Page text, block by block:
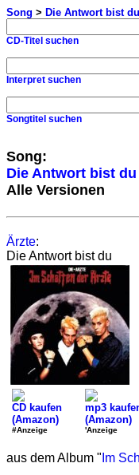
Song > Die Antwort bist du
CD-Titel suchen
Interpret suchen
Songtitel suchen
Song:
Die Antwort bist du
Alle Versionen
Ärzte:
Die Antwort bist du
CD kaufen
(Amazon)
#Anzeige
mp3
(Amazon)
'Anzeige
aus dem Album " Im